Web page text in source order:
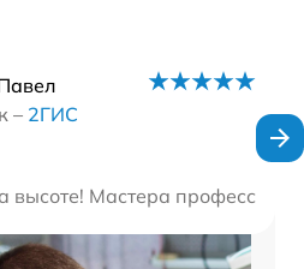
– 2ГИС
высоте! Мастера